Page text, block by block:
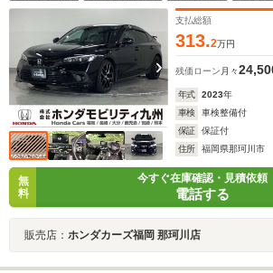
支払総額
313.2万円
残価ローン 月々
年式 2023年
車検
車検整備付
保証
保証付
住所
福岡県那珂川市
無
料
今すぐ在庫確認・見積依頼
電話する
販売店： ホンダカーズ福岡 那珂川店